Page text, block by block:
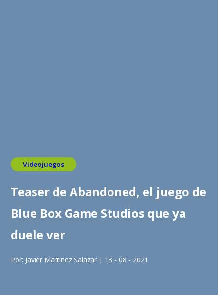
Videojuegos
Teaser de Abandoned, el juego de
Blue Box Game Studios que ya
duele ver
Por: Javier Martinez Salazar | 13 - 08 - 2021